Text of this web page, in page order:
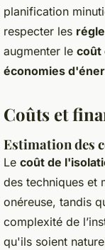
planification
respecter les
augmenter le coût
économies
Coûts et
Estimation des
Le coût de
des techniques et
onéreuse, tandis
complexité de
qu'ils soient